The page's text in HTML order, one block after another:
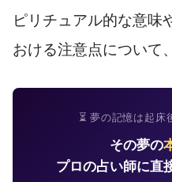
ピリチュアル的な意味
おける注意点について
⏳ 夢の記憶は起床
その夢の
プロの占い師に直